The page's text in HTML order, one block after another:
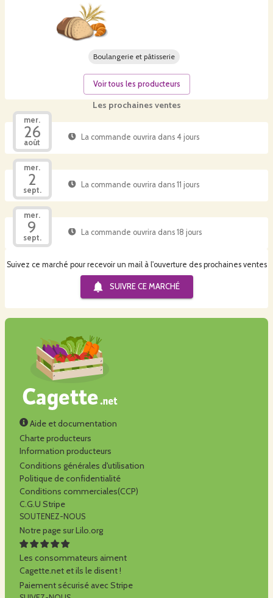
Les prochaines ventes
mer.
26
août
La commande ouvrira dans 4 jours
mer.
2
sept.
La commande ouvrira dans 11 jours
mer.
9
sept.
La commande ouvrira dans 18 jours
Suivez ce marché pour recevoir un mail à l'ouverture des prochaines ventes
SUIVRE CE MARCHÉ
Boulangerie et pâtisserie
Voir tous les producteurs
Aide et documentation
Charte producteurs
Information producteurs
Conditions générales d'utilisation
Politique de confidentialité
Conditions commerciales(CCP)
C.G.U Stripe
SOUTENEZ-NOUS
Notre page sur Lilo.org
Les consommateurs aiment
Cagette.net et ils le disent !
Paiement sécurisé avec Stripe